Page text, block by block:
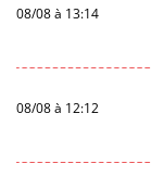
08/08 à 13:14
08/08 à 12:12